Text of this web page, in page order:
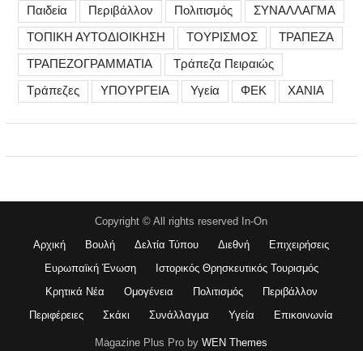
Παιδεία
Περιβάλλον Πολιτισμός
ΣΥΝΑΛΛΑΓΜΑ
ΤΟΠΙΚΗ ΑΥΤΟΔΙΟΙΚΗΣΗ
ΤΟΥΡΙΣΜΟΣ
ΤΡΑΠΕΖΑ
ΤΡΑΠΕΖΟΓΡΑΜΜΑΤΙΑ
Τράπεζα Πειραιώς
Τράπεζες
ΥΠΟΥΡΓΕΙΑ Υγεία ΦΕΚ ΧΑΝΙΑ
Copyright © All rights reserved In-On
Αρχική
Βουλή Δελτία Τύπου Διεθνή
Επιχειρήσεις
Ευρωπαϊκή Ένωση
Ιστορικός Θρησκευτικός Τουρισμός
Κρητικά Νέα
Ομογένεια Πολιτισμός
Περιβάλλον
Περιφέρειες
Σκάκι Συνάλλαγμα Υγεία Επικοινωνία
Magazine Plus Pro byWEN Themes